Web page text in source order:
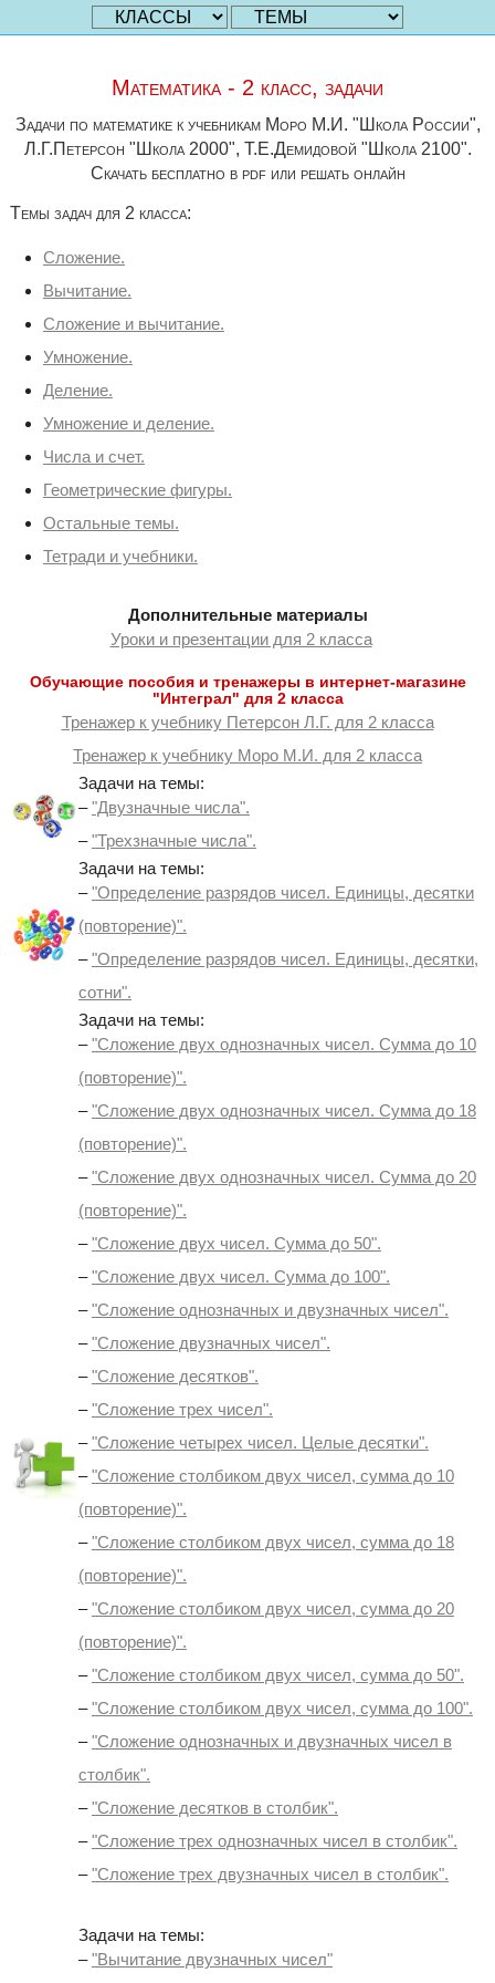
Математика - 2 класс, задачи
Задачи по математике к учебникам Моро М.И. "Школа России",
Л.Г.Петерсон "Школа 2000", Т.Е.Демидовой "Школа 2100".
Скачать бесплатно в pdf или решать онлайн
Темы задач для 2 класса:
Сложение.
Вычитание.
Сложение и вычитание.
Умножение.
Деление.
Умножение и деление.
Числа и счет.
Геометрические фигуры.
Остальные темы.
Тетради и учебники.
Дополнительные материалы
Уроки и презентации для 2 класса
Обучающие пособия и тренажеры в интернет-магазине
"Интеграл" для 2 класса
Тренажер к учебнику Петерсон Л.Г. для 2 класса
Тренажер к учебнику Моро М.И. для 2 класса
Задачи на темы:
–"Двузначные числа".
–"Трехзначные числа".
Задачи на темы:
–"Определение разрядов чисел. Единицы, десятки
(повторение)".
–"Определение разрядов чисел. Единицы, десятки,
сотни".
Задачи на темы:
–"Сложение двух однозначных чисел. Сумма до 10
(повторение)".
–"Сложение двух однозначных чисел. Сумма до 18
(повторение)".
–"Сложение двух однозначных чисел. Сумма до 20
(повторение)".
–"Сложение двух чисел. Сумма до 50".
–"Сложение двух чисел. Сумма до 100".
–"Сложение однозначных и двузначных чисел".
–"Сложение двузначных чисел".
–"Сложение десятков".
–"Сложение трех чисел".
–"Сложение четырех чисел. Целые десятки".
–"Сложение столбиком двух чисел, сумма до 10
(повторение)".
–"Сложение столбиком двух чисел, сумма до 18
(повторение)".
–"Сложение столбиком двух чисел, сумма до 20
(повторение)".
–"Сложение столбиком двух чисел, сумма до 50".
–"Сложение столбиком двух чисел, сумма до 100".
–"Сложение однозначных и двузначных чисел в
столбик".
–"Сложение десятков в столбик".
–"Сложение трех однозначных чисел в столбик".
–"Сложение трех двузначных чисел в столбик".
Задачи на темы:
–"Вычитание двузначных чисел"